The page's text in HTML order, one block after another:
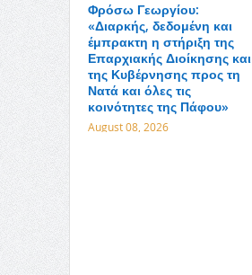
Φρόσω Γεωργίου:
«Διαρκής, δεδομένη και
έμπρακτη η στήριξη της
Επαρχιακής Διοίκησης και
της Κυβέρνησης προς τη
Νατά και όλες τις
κοινότητες της Πάφου»
August 08, 2026